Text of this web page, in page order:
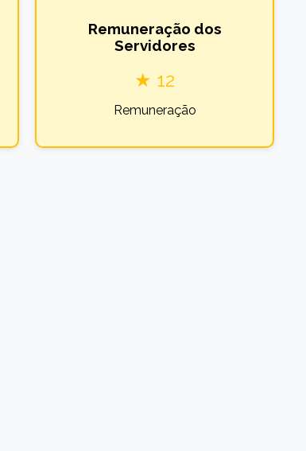
Remuneração dos
Servidores
★ 12
Remuneração